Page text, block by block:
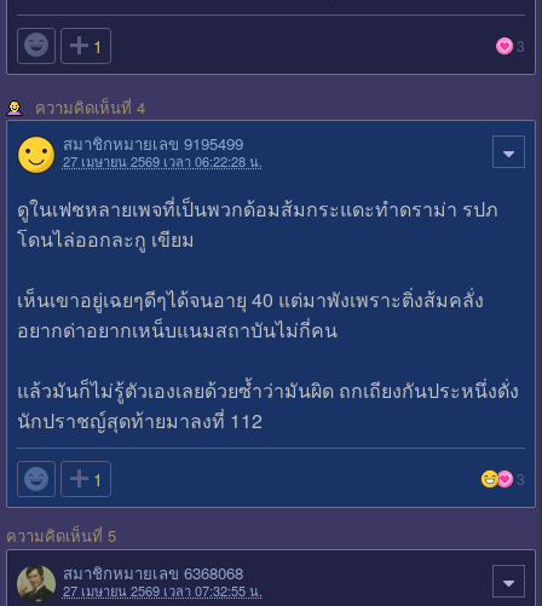
 1 3
ความคิดเห็นที่ 4
สมาชิกหมายเลข 9195499
27 เมษายน 2569 เวลา 06:22:28 น.
ดูในเฟชหลายเพจที่เป็นพวกด้อมส้มกระแดะทำดราม่า รปภ
โดนไล่ออกละกู เขียม
เห็นเขาอยู่เฉยๆดีๆได้จนอายุ 40 แต่มาพังเพราะติ่งส้มคลั่ง
อยากด่าอยากเหน็บแนมสถาบันไม่กี่คน
แล้วมันก็ไม่รู้ตัวเองเลยด้วยซ้ำว่ามันผิด ถกเถียงกันประหนึ่งดั่ง
นักปราชญ์สุดท้ายมาลงที่ 112
 1 3
ความคิดเห็นที่ 5
สมาชิกหมายเลข 6368068
27 เมษายน 2569 เวลา 07:32:55 น.